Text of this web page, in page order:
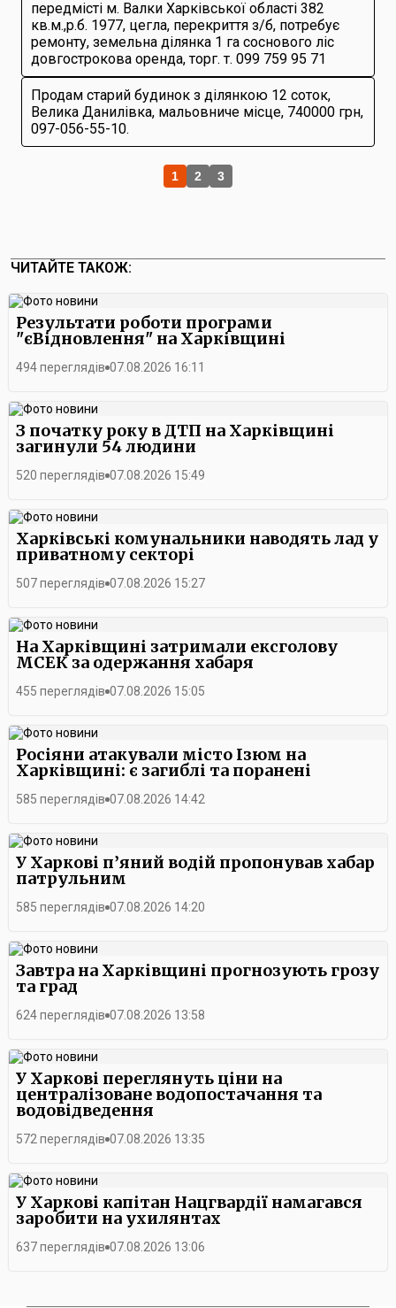
передмісті м. Валки Харківської області 382
кв.м.,р.б. 1977, цегла, перекриття з/б, потребує
ремонту, земельна ділянка 1 га соснового ліс
довгострокова оренда, торг. т. 099 759 95 71
Продам старий будинок з ділянкою 12 соток,
Велика Данилівка, мальовниче місце, 740000 грн,
097-056-55-10.
1 2 3
ЧИТАЙТЕ ТАКОЖ:
Результати роботи програми
"єВідновлення" на Харківщині
494 переглядів 07.08.2026 16:11
З початку року в ДТП на Харківщині
загинули 54 людини
520 переглядів 07.08.2026 15:49
Харківські комунальники наводять лад у
приватному секторі
507 переглядів 07.08.2026 15:27
На Харківщині затримали ексголову
МСЕК за одержання хабаря
455 переглядів 07.08.2026 15:05
Росіяни атакували місто Ізюм на
Харківщині: є загиблі та поранені
585 переглядів 07.08.2026 14:42
У Харкові п’яний водій пропонував хабар
патрульним
585 переглядів 07.08.2026 14:20
Завтра на Харківщині прогнозують грозу
та град
624 переглядів 07.08.2026 13:58
У Харкові переглянуть ціни на
централізоване водопостачання та
водовідведення
572 переглядів 07.08.2026 13:35
У Харкові капітан Нацгвардії намагався
заробити на ухилянтах
637 переглядів 07.08.2026 13:06